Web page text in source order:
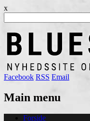
x
efter:
Facebook RSS Email
Main menu
Skip
Forside